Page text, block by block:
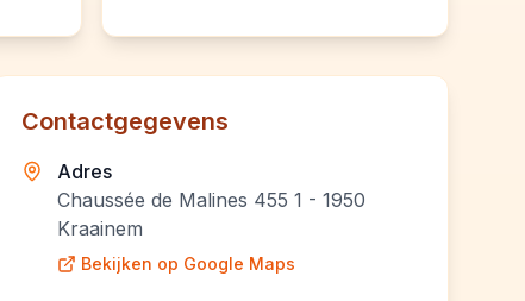
Contactgegevens
Adres
Chaussée de Malines 455 1 - 1950
Kraainem
Bekijken op Google Maps